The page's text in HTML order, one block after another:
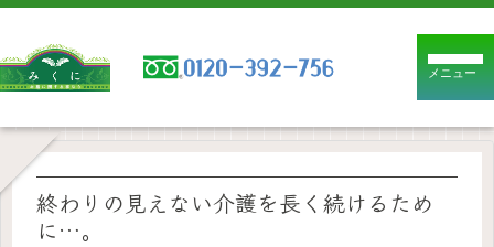
メニュー
終わりの見えない介護を長く続けるため
に…。